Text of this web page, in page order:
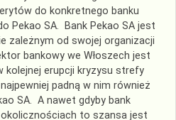
do konkretnego banku
Pekao SA. Bank Pekao SA jest
zależnym od swojej organizacji
bankowy we Włoszech jest
kolejnej erupcji kryzysu strefy
padną w nim również
SA. A nawet gdyby bank
okolicznościach to szansa jest